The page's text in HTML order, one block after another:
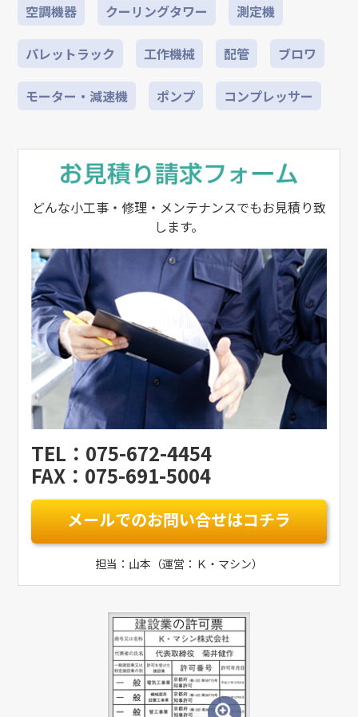
空調機器 クーリングタワー 測定機
パレットラック 工作機械 配管 ブロワ
モーター・減速機 ポンプ コンプレッサー
どんな小工事・修理・メンテナンスでもお見積り致
します。
TEL：075-672-4454
FAX：075-691-5004
メールでのお問い合せはコチラ
担当：山本（運営：Ｋ・マシン）